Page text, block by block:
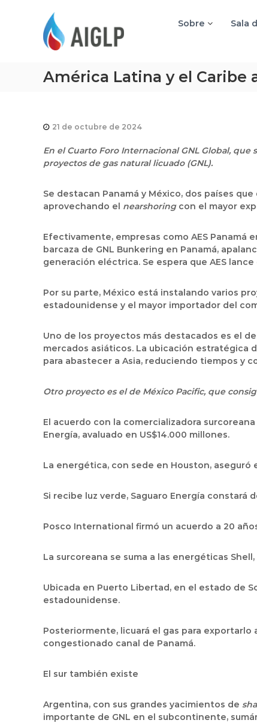
Sobre Sala
América Latina y el Caribe
21 de octubre de 2024
En el Cuarto Foro Internacional GNL Global, que
proyectos de gas natural licuado (GNL).
Se destacan Panamá y México, dos países
aprovechando el nearshoringcon el mayor
Efectivamente, empresas como AES Panamá
barcaza de GNL Bunkering en Panamá,
generación eléctrica. Se espera que AES
Por su parte, México está instalando varios
estadounidense y el mayor importador del
Uno de los proyectos más destacados es el
mercados asiáticos. La ubicación estratégica
para abastecer a Asia, reduciendo tiempos y
Otro proyecto es el de México Pacific, que
El acuerdo con la comercializadora
Energía, avaluado en US$14.000 millones.
La energética, con sede en Houston, aseguró
Si recibe luz verde, Saguaro Energía
Posco International firmó un acuerdo a 20
La surcoreana se suma a las energéticas
Ubicada en Puerto Libertad, en el estado de
estadounidense.
Posteriormente, licuará el gas para exportarlo
congestionado canal de Panamá.
El sur también existe
Argentina, con sus grandes yacimientos de
importante de GNL en el subcontinente,